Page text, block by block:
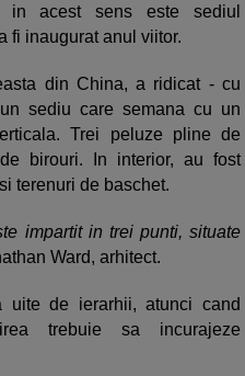
in acest sens este sediul
fi inaugurat anul viitor.
din China, a ridicat - cu
sediu care semana cu un
Trei peluze pline de
birouri. In interior, au fost
terenuri de baschet.
impartit in trei punti, situate
Ward, arhitect.
uite de ierarhii, atunci cand
trebuie sa incurajeze